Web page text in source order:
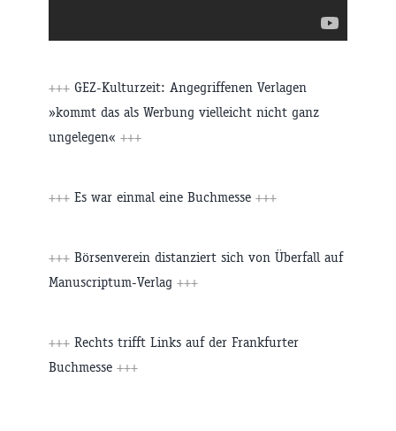
+++ GEZ-Kulturzeit: Angegriffenen Verlagen
»kommt das als Werbung vielleicht nicht ganz
ungelegen« +++
+++ Es war einmal eine Buchmesse +++
+++ Börsenverein distanziert sich von Überfall auf
Manuscriptum-Verlag +++
+++ Rechts trifft Links auf der Frankfurter
Buchmesse +++